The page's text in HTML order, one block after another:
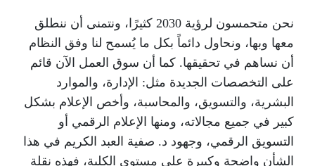
نحن متحمسون لرؤية 2030 كثيرًا، ونتمنى أن ننطلق
معها وبها، ونحاول دائماً بكل ما يُسمح لنا وفق النظام
أن نساهم في تحقيقها. كما أن سوق العمل الآن قائم
على التخصصات الجديدة مثل: الإدارة، والموارد
البشرية، والتسويق، والمحاسبة، وأخص الإعلام بشكل
كبير في جميع مجالاته، ومنها الإعلام الرقمي أو
التسويق الرقمي، وجهود د. صفية العبد الكريم في هذا
الشأن واضحة وكبيرة على مستوى الكلية، فهذه نقلة